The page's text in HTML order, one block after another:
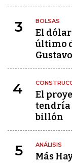
3 BOLSAS
El dólar
último
4
El
tendría
billón
5 ANÁLISIS
Más